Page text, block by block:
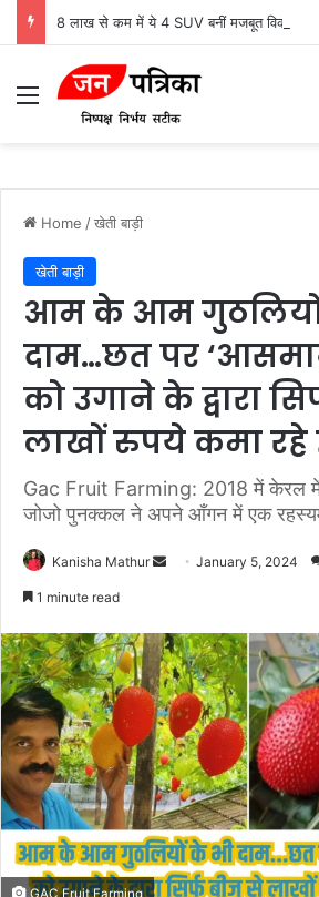
Menu
Home /खेती बाड़ी
खेती बाड़ी
आम के आम
दाम…छत पर
को उगाने के द्वारा
लाखों रुपये कमा रहे
Gac Fruit Farming: 2018 में केरल में
जोजो पुनक्कल ने अपने आँगन में एक
Kanisha Mathur
SendJanuary 5, 2024
1 minute read
GAC Fruit Farming